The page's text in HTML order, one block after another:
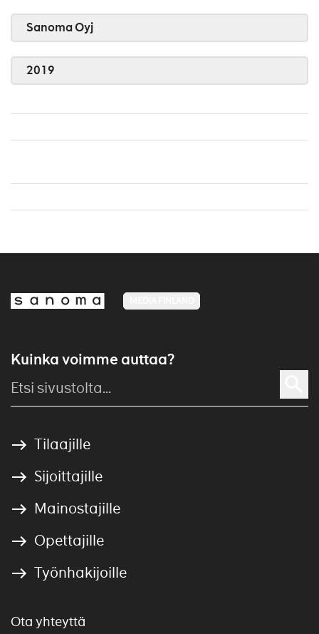
Sanoma Oyj
2019
Kuinka voimme auttaa?
Tilaajille
Sijoittajille
Mainostajille
Opettajille
Työnhakijoille
Ota yhteyttä